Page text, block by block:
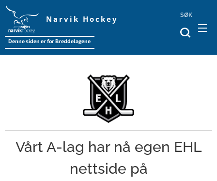
Narvik Hockey
Denne siden er for Breddelagene
SØK
Vårt A-lag har nå egen EHL
nettside på